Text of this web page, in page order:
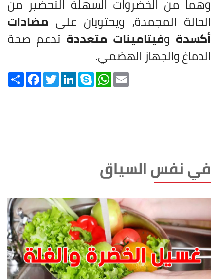
وهما من الخضروات السهلة التحضير من
الحالة المجمدة، ويحتويان على مضادات
أكسدة وفيتامينات متعددة تدعم صحة
الدماغ والجهاز الهضمي.
Share FacebookTwitterLinkedInSkype WhatsApp
في نفس السياق